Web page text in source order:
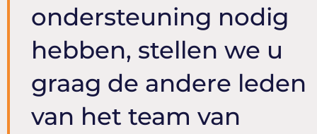
ondersteuning nodig
hebben, stellen we u
graag de andere leden
van het team van